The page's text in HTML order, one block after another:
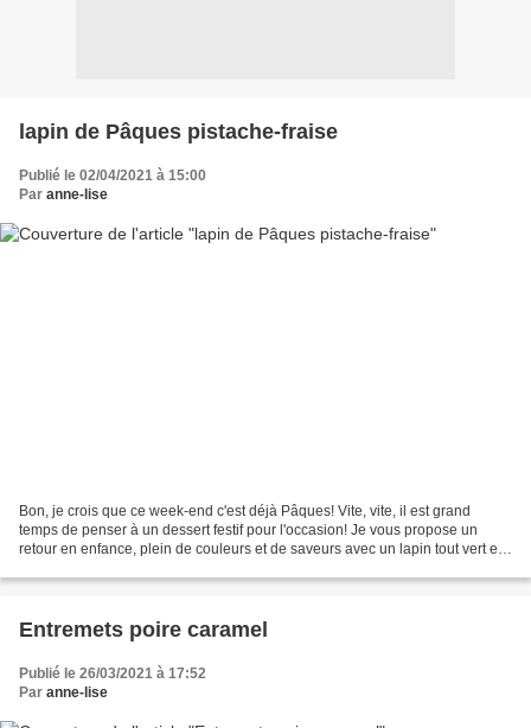
lapin de Pâques pistache-fraise
Publié le 02/04/2021 à 15:00
Par anne-lise
Bon, je crois que ce week-end c'est déjà Pâques! Vite, vite, il est grand
temps de penser à un dessert festif pour l'occasion! Je vous propose un
retour en enfance, plein de couleurs et de saveurs avec un lapin tout vert et
Entremets poire caramel
Publié le 26/03/2021 à 17:52
Par anne-lise